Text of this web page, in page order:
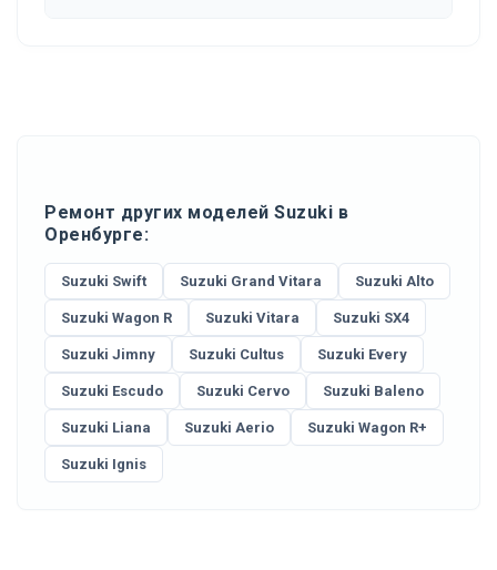
Ремонт других моделей Suzuki в
Оренбурге:
Suzuki Swift Suzuki Grand Vitara Suzuki Alto
Suzuki Wagon R Suzuki Vitara Suzuki SX4
Suzuki Jimny Suzuki Cultus Suzuki Every
Suzuki Escudo Suzuki Cervo Suzuki Baleno
Suzuki Liana Suzuki Aerio Suzuki Wagon R+
Suzuki Ignis